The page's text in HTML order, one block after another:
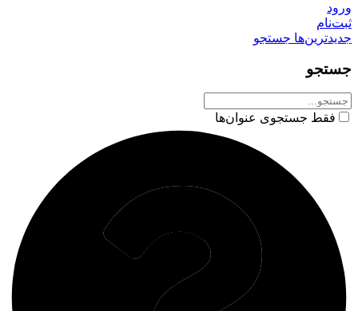
ورود
ثبت‌نام
جدیدترین‌ها جستجو
جستجو
فقط جستجوی عنوان‌ها